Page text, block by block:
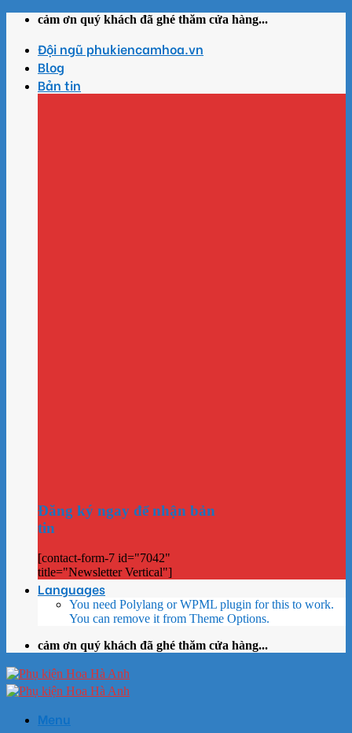
Skip
content
cảm ơn quý khách đã ghé thăm cửa hàng...
Đội ngũ phukiencamhoa.vn
Blog
Bản tin
Đăng ký ngay để nhận bản
tin
[contact-form-7 id="7042"
title="Newsletter Vertical"]
Languages
You need Polylang or WPML plugin for this to work.
You can remove it from Theme Options.
cảm ơn quý khách đã ghé thăm cửa hàng...
Menu